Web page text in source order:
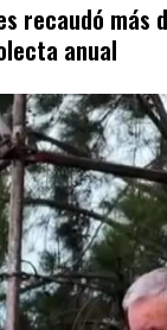
recaudó más
anual